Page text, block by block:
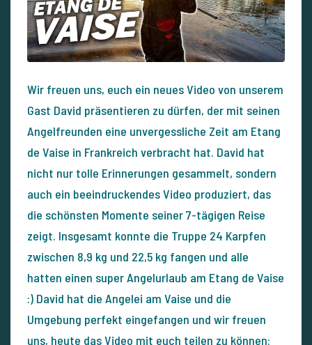
Wir freuen uns, euch ein neues Video von unserem
Gast David präsentieren zu dürfen, der mit seinen
Angelfreunden eine unvergessliche Zeit am Etang
de Vaise in Frankreich verbracht hat. David hat
nicht nur tolle Erinnerungen gesammelt, sondern
auch ein beeindruckendes Video produziert, das
die schönsten Momente seiner 7-tägigen Reise
zeigt. Insgesamt konnte die Truppe 24 Karpfen
zwischen 8,9 kg und 22,5 kg fangen und alle
hatten einen super Angelurlaub am Etang de Vaise
:) David hat die Angelei am Vaise und die
Umgebung perfekt eingefangen und wir freuen
uns, heute das Video mit euch teilen zu können: